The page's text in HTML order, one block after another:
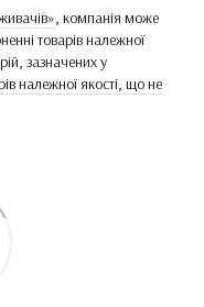
, компанія може
товарів належної
зазначених у
належної якості, що не